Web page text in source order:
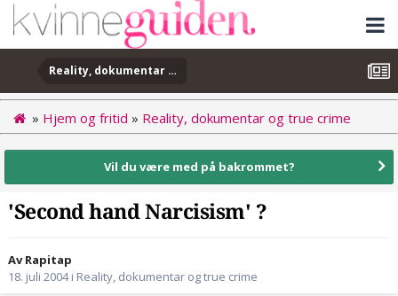
Reality, dokumentar og true crime
» Hjem og fritid » Reality, dokumentar og true crime
Vil du være med på bakrommet?
'Second hand Narcisism' ?
Av Rapitap
18. juli 2004i Reality, dokumentar og true crime